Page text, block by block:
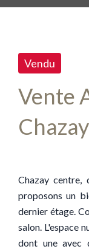
Vendu
Vente
Chazay centre,
proposons un
dernier étage.
salon. L'espace
dont une avec